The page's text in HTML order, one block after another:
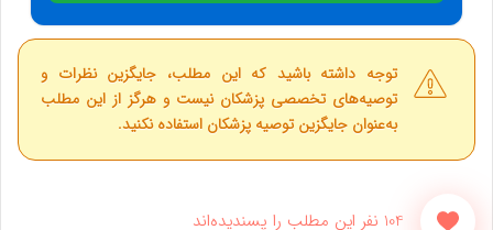
توجه داشته باشید که این مطلب، جایگزین نظرات و
توصیه‌های تخصصی پزشکان نیست و هرگز از این مطلب
به‌عنوان جایگزین توصیه پزشکان استفاده نکنید.
104 نفر این مطلب را پسندیده‌اند